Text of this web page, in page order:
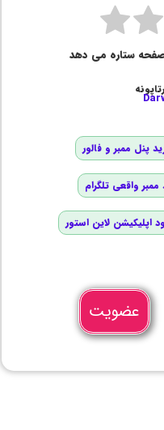
ستاره می دهد
پنل ممبر و فالور
ممبر واقعی تلگرام
اپلیکیشن لاین استور
عضویت